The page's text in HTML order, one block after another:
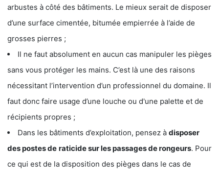
arbustes à côté des bâtiments. Le mieux serait de disposer
d’une surface cimentée, bitumée empierrée à l’aide de
grosses pierres ;
Il ne faut absolument en aucun cas manipuler les pièges
sans vous protéger les mains. C’est là une des raisons
nécessitant l’intervention d’un professionnel du domaine. Il
faut donc faire usage d’une louche ou d'une palette et de
récipients propres ;
Dans les bâtiments d’exploitation, pensez à disposer
des postes de raticide sur les passages de rongeurs. Pour
ce qui est de la disposition des pièges dans le cas de